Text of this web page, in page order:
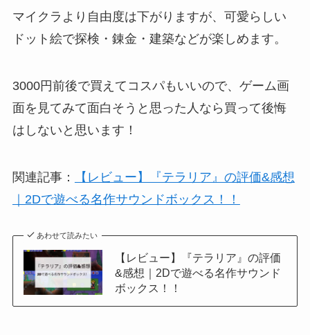
マイクラより自由度は下がりますが、可愛らしい
ドット絵で探検・錬金・建築などが楽しめます。
3000円前後で買えてコスパもいいので、ゲーム画
面を見てみて面白そうと思った人なら買って後悔
はしないと思います！
関連記事：
【レビュー】『テラリア』の評価&感想
｜2Dで遊べる名作サウンドボックス！！
あわせて読みたい
【レビュー】『テラリア』の評価
&感想｜2Dで遊べる名作サウンド
ボックス！！